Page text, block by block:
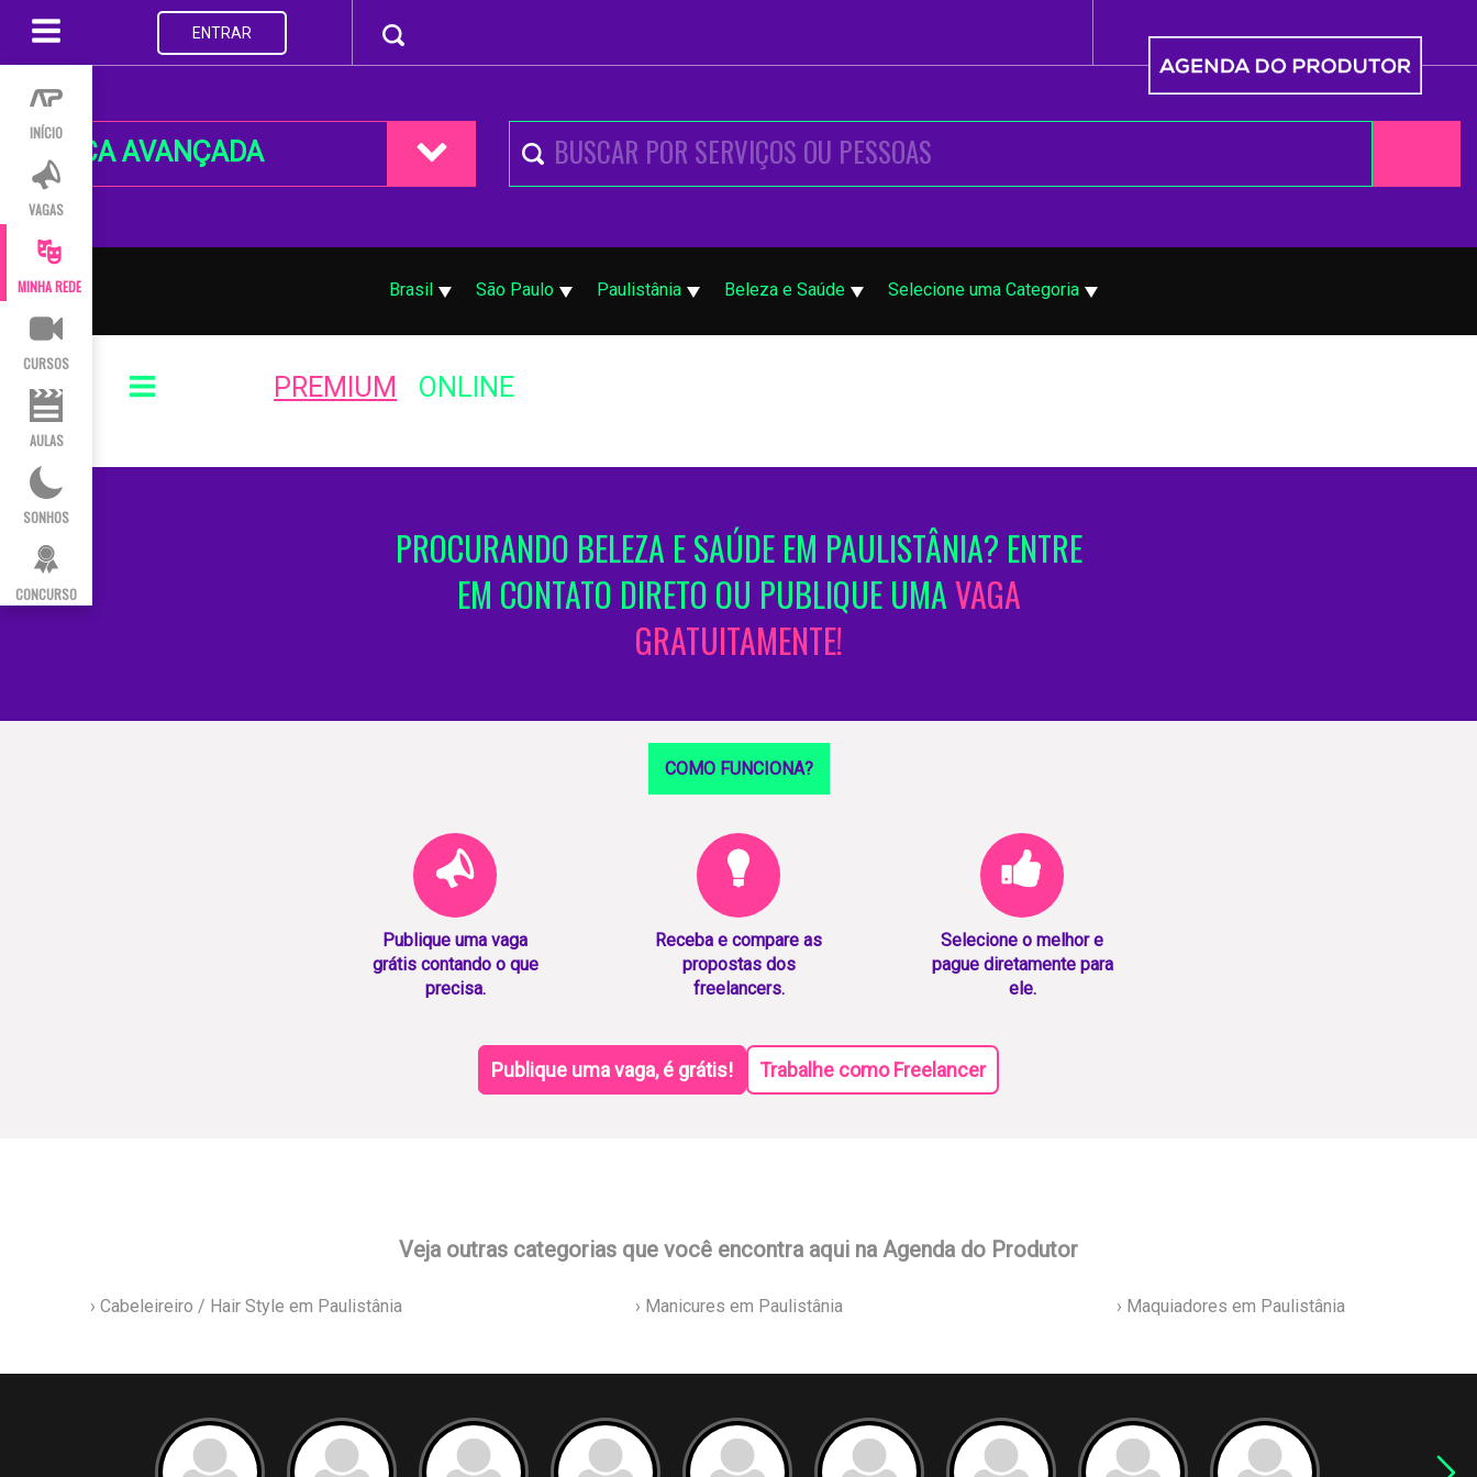
INÍCIO
VAGAS
MINHA REDE
CURSOS
AULAS
SONHOS
CONCURSO
ENTRAR
BUSCA AVANÇADA
Brasil São Paulo Paulistânia Beleza e Saúde Selecione uma Categoria
PREMIUM ONLINE
PROCURANDO BELEZA E SAÚDE EM PAULISTÂNIA? ENTRE
EM CONTATO DIRETO OU PUBLIQUE UMAVAGA
GRATUITAMENTE!
COMO FUNCIONA?
Publique uma vaga
grátis contando o que
precisa.
Receba e compare as
propostas dos
freelancers.
Selecione o melhor e
pague diretamente para
ele.
Publique uma vaga, é grátis! Trabalhe como Freelancer
Veja outras categorias que você encontra aqui na Agenda do Produtor
› Cabeleireiro / Hair Style em Paulistânia › Manicures em Paulistânia › Maquiadores em Paulistânia